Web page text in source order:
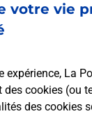
votre vie
expérience, La
des cookies (ou
des cookies
La Poste
onglet